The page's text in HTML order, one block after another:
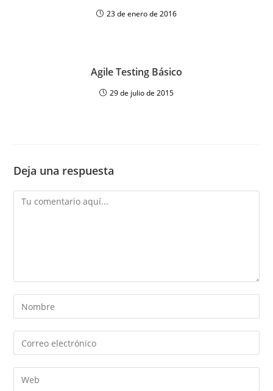
23 de enero de 2016
Agile Testing Básico
29 de julio de 2015
Deja una respuesta